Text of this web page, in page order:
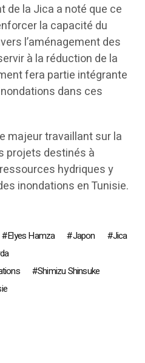
de la Jica a noté que ce
la capacité du
l’aménagement des
à la réduction de la
fera partie intégrante
dans ces
majeur travaillant sur la
projets destinés à
hydriques y
inondations en Tunisie.
Elyes Hamza Japon
Jica
Shimizu Shinsuke